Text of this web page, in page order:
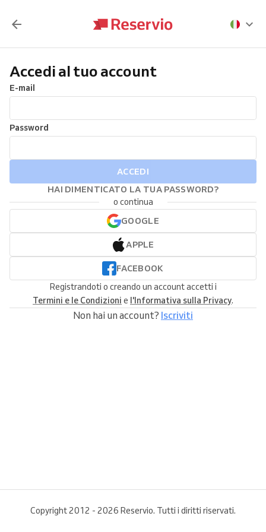
Accedi al tuo account
E-mail
Password
ACCEDI
HAI DIMENTICATO LA TUA PASSWORD?
o continua
GOOGLE
APPLE
FACEBOOK
Registrandoti o creando un account accetti i
Termini e le Condizioni e l'Informativa sulla Privacy.
Non hai un account? Iscriviti
Copyright 2012 - 2026 Reservio. Tutti i diritti riservati.